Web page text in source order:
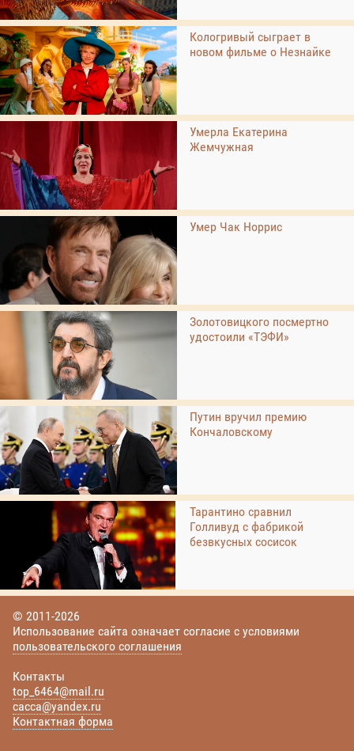
Кологривый сыграет в
новом фильме о Незнайке
Умерла Екатерина
Жемчужная
Умер Чак Норрис
Золотовицкого посмертно
удостоили «ТЭФИ»
Путин вручил премию
Кончаловскому
Тарантино сравнил
Голливуд с фабрикой
безвкусных сосисок
© 2011-2026
Использование сайта означает согласие с условиями
пользовательского соглашения
Контакты
top_6464@mail.ru
cacca@yandex.ru
Контактная форма